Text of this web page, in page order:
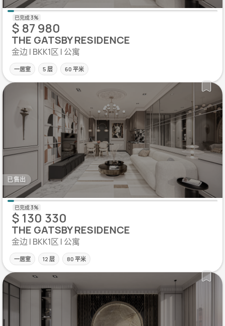
$ 87 980
THE GATSBY RESIDENCE
金边 | BKK1区 | 公寓
一居室 5 层 60 平米
已售出
$ 130 330
THE GATSBY RESIDENCE
金边 | BKK1区 | 公寓
一居室 12 层 80 平米